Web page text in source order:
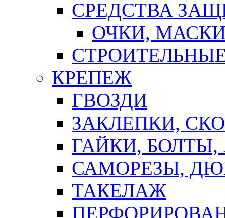
СРЕДСТВА
ОЧКИ,
КРЕПЕЖ
ГВОЗДИ
ЗАКЛЕПКИ,
ГАЙКИ,
САМОРЕЗЫ,
ТАКЕЛАЖ